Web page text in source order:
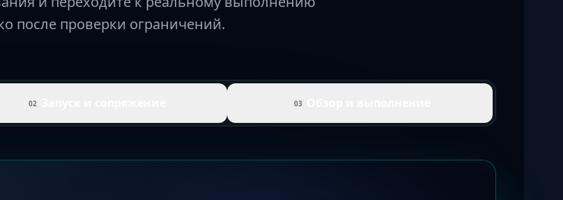
после проверки ограничений.
02 03